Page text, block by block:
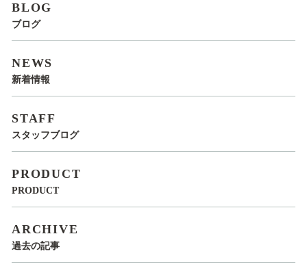
BLOG
ブログ
NEWS
新着情報
STAFF
スタッフブログ
PRODUCT
PRODUCT
ARCHIVE
過去の記事